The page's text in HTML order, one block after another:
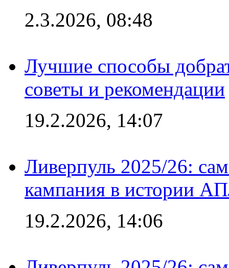
2.3.2026, 08:48
Лучшие способы
советы и рекомендации
19.2.2026, 14:07
Ливерпуль 2025/26:
кампания в истории
19.2.2026, 14:06